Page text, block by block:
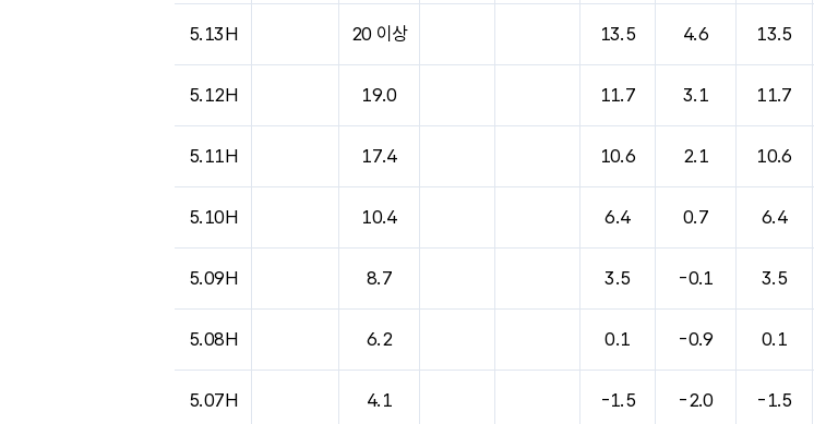
5.13H 20 이상 13.5 4.6 13.5
5.12H 19.0 11.7 3.1 11.7
5.11H 17.4 10.6 2.1 10.6
5.10H 10.4 6.4 0.7 6.4
5.09H 8.7 3.5 -0.1 3.5
5.08H 6.2 0.1 -0.9 0.1
5.07H 4.1 -1.5 -2.0 -1.5